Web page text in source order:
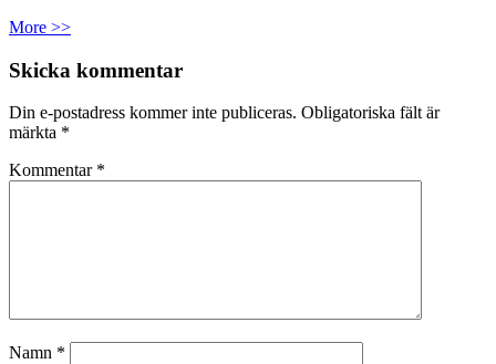
More >>
Skicka kommentar
Din e-postadress kommer inte publiceras. Obligatoriska fält är
märkta *
Kommentar *
Namn *